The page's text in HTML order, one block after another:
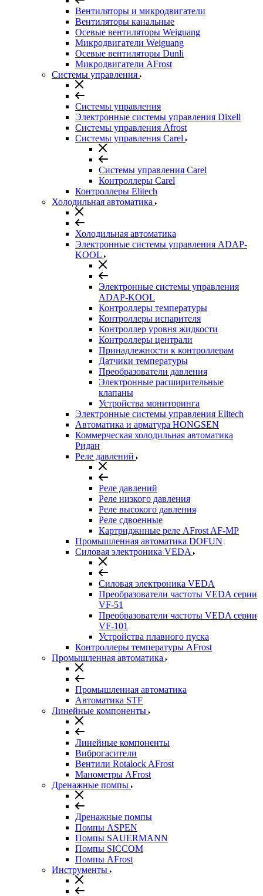
Вентиляторы и микродвигатели
Вентиляторы канальные
Осевые вентиляторы Weiguang
Микродвигатели Weiguang
Осевые вентиляторы Dunli
Микродвигатели AFrost
Системы управления
Системы управления
Электронные системы управления Dixell
Системы управления Afrost
Системы управления Carel
Системы управления Carel
Контроллеры Carel
Контроллеры Elitech
Холодильная автоматика
Холодильная автоматика
Электронные системы управления ADAP-
KOOL
Электронные системы управления
ADAP-KOOL
Контроллеры температуры
Контроллеры испарителя
Контроллер уровня жидкости
Контроллеры централи
Принадлежности к контроллерам
Датчики температуры
Преобразователи давления
Электронные расширительные
клапаны
Устройства мониторинга
Электронные системы управления Elitech
Автоматика и арматура HONGSEN
Коммерческая холодильная автоматика
Ридан
Реле давлений
Реле давлений
Реле низкого давления
Реле высокого давления
Реле сдвоенные
Картриджнные реле AFrost AF-MP
Промышленная автоматика DOFUN
Силовая электроника VEDA
Силовая электроника VEDA
Преобразователи частоты VEDA серии
VF-51
Преобразователи частоты VEDA серии
VF-101
Устройства плавного пуска
Контроллеры температуры AFrost
Промышленная автоматика
Промышленная автоматика
Автоматика STF
Линейные компоненты
Линейные компоненты
Виброгасители
Вентили Rotalock AFrost
Манометры AFrost
Дренажные помпы
Дренажные помпы
Помпы ASPEN
Помпы SAUERMANN
Помпы SICCOM
Помпы AFrost
Инструменты